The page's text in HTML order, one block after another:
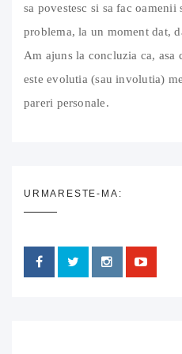
sa povestesc si sa fac oamenii
problema, la un moment dat,
Am ajuns la concluzia ca, asa
este evolutia (sau involutia)
pareri personale.
URMARESTE-MA: